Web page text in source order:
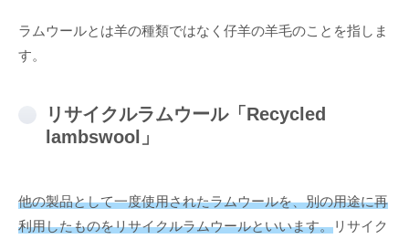
ラムウールとは羊の種類ではなく仔羊の羊毛のことを指しま
す。
リサイクルラムウール「Recycled
lambswool」
他の製品として一度使用されたラムウールを、別の用途に再
利用したものをリサイクルラムウールといいます。リサイク